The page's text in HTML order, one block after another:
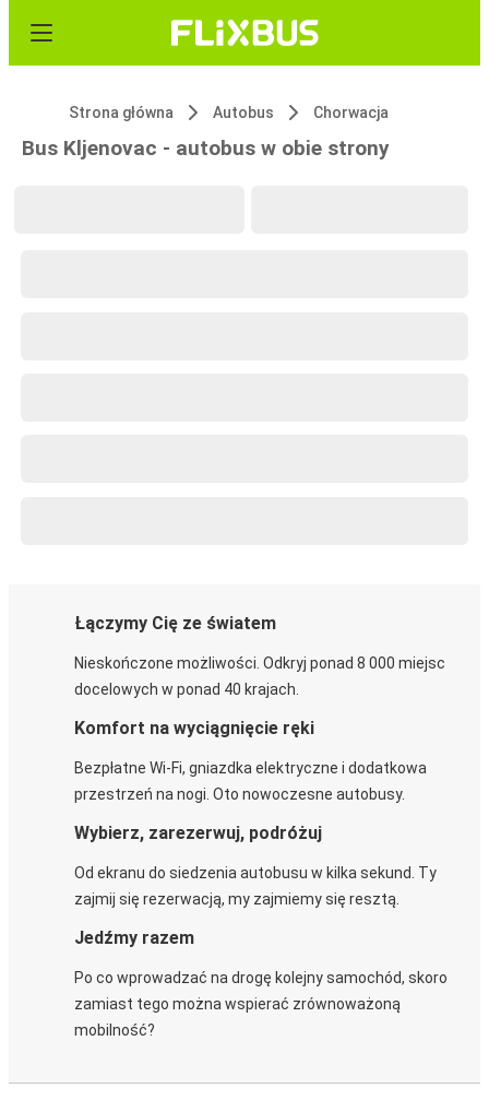
Strona główna Autobus Chorwacja
Bus Kljenovac - autobus w obie strony
Łączymy Cię ze światem
Nieskończone możliwości. Odkryj ponad 8 000 miejsc
docelowych w ponad 40 krajach.
Komfort na wyciągnięcie ręki
Bezpłatne Wi-Fi, gniazdka elektryczne i dodatkowa
przestrzeń na nogi. Oto nowoczesne autobusy.
Wybierz, zarezerwuj, podróżuj
Od ekranu do siedzenia autobusu w kilka sekund. Ty
zajmij się rezerwacją, my zajmiemy się resztą.
Jedźmy razem
Po co wprowadzać na drogę kolejny samochód, skoro
zamiast tego można wspierać zrównoważoną
mobilność?